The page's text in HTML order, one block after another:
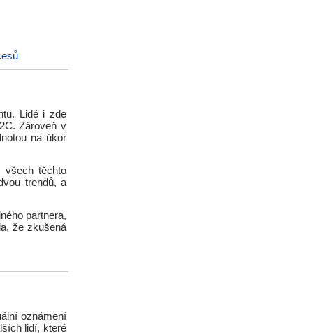
Lidé i zde
Zároveň v
na úkor
všech těchto
trendů, a
partnera,
že zkušená
oznámení
lidí, které